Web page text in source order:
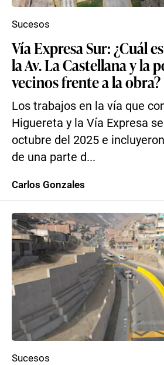
Vía Expresa Sur: ¿Cuál
la Av. La Castellana y la
vecinos frente a la obra?
Los trabajos en la vía que
Higuereta y la Vía Expresa
octubre del 2025 e
de una parte d...
Sucesos
Carlos Gonzales
Sucesos